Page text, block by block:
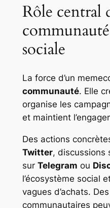
Rôle central
sociale
La force d’un
communauté. Elle
organise les
et maintient
Des actions
Twitter, discussions
sur Telegram ou
l’écosystème social
vagues d’achats.
communautaires